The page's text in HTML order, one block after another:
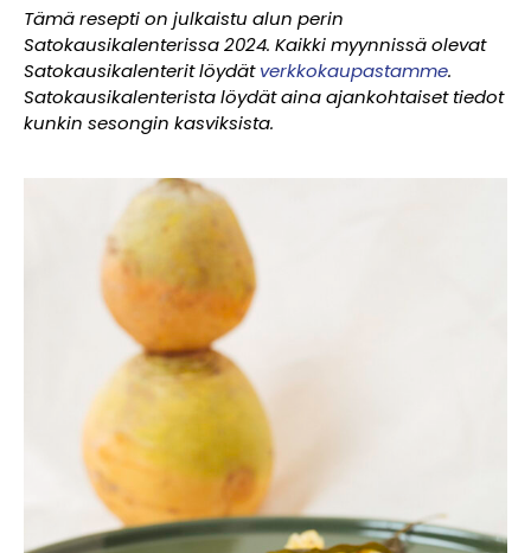
Tämä resepti on julkaistu alun perin
Satokausikalenterissa 2024. Kaikki myynnissä olevat
Satokausikalenterit löydätverkkokaupastamme.
Satokausikalenterista löydät aina ajankohtaiset tiedot
kunkin sesongin kasviksista.